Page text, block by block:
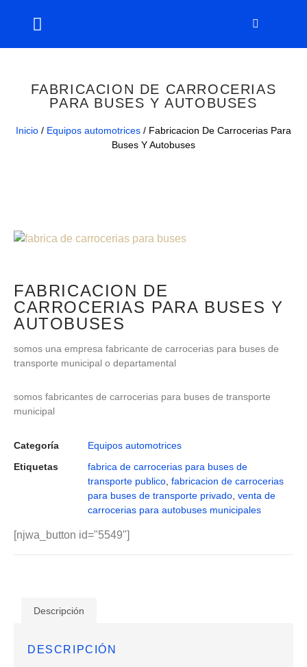
FABRICACION DE CARROCERIAS
PARA BUSES Y AUTOBUSES
Inicio / Equipos automotrices / Fabricacion De Carrocerias Para
Buses Y Autobuses
FABRICACION DE
CARROCERIAS PARA BUSES Y
AUTOBUSES
somos una empresa fabricante de carrocerias para buses de
transporte municipal o departamental
somos fabricantes de carrocerias para buses de transporte
municipal
Categoría
Equipos automotrices
Etiquetas
fabrica de carrocerias para buses de
transporte publico fabricacion de carrocerias
para buses de transporte privado venta de
carrocerias para autobuses municipales
[njwa_button id="5549"]
Descripción
DESCRIPCIÓN